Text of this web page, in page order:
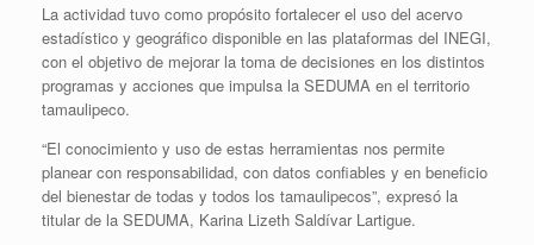
La actividad tuvo como propósito fortalecer el uso del acervo
estadístico y geográfico disponible en las plataformas del INEGI,
con el objetivo de mejorar la toma de decisiones en los distintos
programas y acciones que impulsa la SEDUMA en el territorio
tamaulipeco.
“El conocimiento y uso de estas herramientas nos permite
planear con responsabilidad, con datos confiables y en beneficio
del bienestar de todas y todos los tamaulipecos”, expresó la
titular de la SEDUMA, Karina Lizeth Saldívar Lartigue.